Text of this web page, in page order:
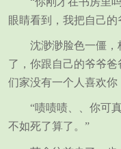
眼睛看到，我把自己的
沈渺渺脸色一僵，
了，你跟自己的爷爷
们家没有一个人喜欢你
“啧啧啧、、你可
不如死了算了。”